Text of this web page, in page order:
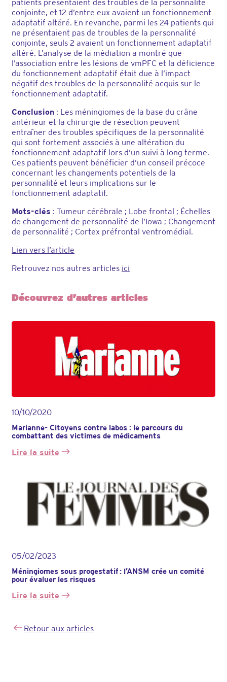
patients présentaient des troubles de la personnalité
conjointe, et 12 d’entre eux avaient un fonctionnement
adaptatif altéré. En revanche, parmi les 24 patients qui
ne présentaient pas de troubles de la personnalité
conjointe, seuls 2 avaient un fonctionnement adaptatif
altéré. L’analyse de la médiation a montré que
l’association entre les lésions de vmPFC et la déficience
du fonctionnement adaptatif était due à l’impact
négatif des troubles de la personnalité acquis sur le
fonctionnement adaptatif.
Conclusion : Les méningiomes de la base du crâne
antérieur et la chirurgie de résection peuvent
entraîner des troubles spécifiques de la personnalité
qui sont fortement associés à une altération du
fonctionnement adaptatif lors d’un suivi à long terme.
Ces patients peuvent bénéficier d’un conseil précoce
concernant les changements potentiels de la
personnalité et leurs implications sur le
fonctionnement adaptatif.
Mots-clés : Tumeur cérébrale ; Lobe frontal ; Échelles
de changement de personnalité de l’Iowa ; Changement
de personnalité ; Cortex préfrontal ventromédial.
Lien vers l’article
Retrouvez nos autres articles ici
Découvrez d’autres articles
10/10/2020
Marianne- Citoyens contre labos : le parcours du
combattant des victimes de médicaments
Lire la suite
:
parcours
des
victimes
de
05/02/2023
Méningiomes sous progestatif : l’ANSM crée un comité
pour évaluer les risques
Lire la suite
:
progestatif :
Retour aux articles